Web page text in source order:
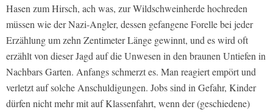
Hasen zum Hirsch, ach was, zur Wildschweinherde hochreden
müssen wie der Nazi-Angler, dessen gefangene Forelle bei jeder
Erzählung um zehn Zentimeter Länge gewinnt, und es wird oft
erzählt von dieser Jagd auf die Unwesen in den braunen Untiefen in
Nachbars Garten. Anfangs schmerzt es. Man reagiert empört und
verletzt auf solche Anschuldigungen. Jobs sind in Gefahr, Kinder
dürfen nicht mehr mit auf Klassenfahrt, wenn der (geschiedene)